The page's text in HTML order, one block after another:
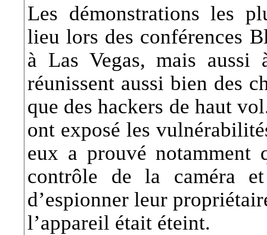
Les démonstrations les
lieu lors des conférences
à Las Vegas, mais aussi
réunissent aussi bien des
que des hackers de haut
ont exposé les
eux a prouvé notamment
contrôle de la caméra
d’espionner leur
l’appareil était éteint.